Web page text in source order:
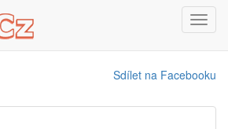
Sdílet na Facebooku